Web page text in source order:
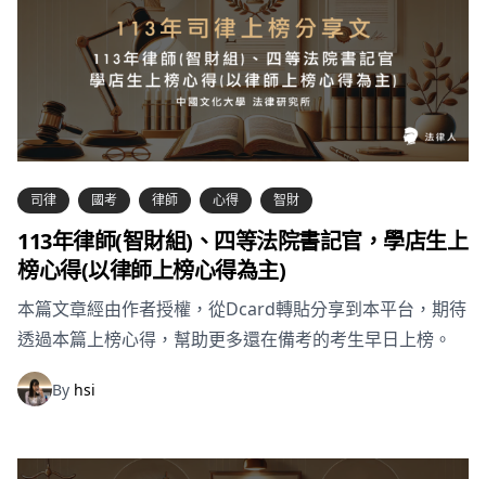
司律 國考 律師 心得 智財
113年律師(智財組)、四等法院書記官，學店生上
榜心得(以律師上榜心得為主)
本篇文章經由作者授權，從Dcard轉貼分享到本平台，期待
透過本篇上榜心得，幫助更多還在備考的考生早日上榜。
By hsi